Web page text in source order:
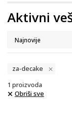
Aktivni
za-decake
1 proizvoda
Obriši sve